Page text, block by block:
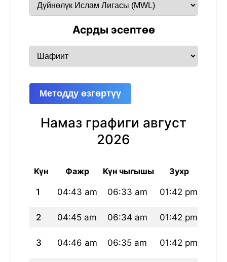
Асрды эсептөө
Методду өзгөртүү
Намаз графиги август
2026
Күн Фажр Күн чыгышы Зухр
1 04:43 am 06:33 am 01:42 pm
2 04:45 am 06:34 am 01:42 pm
3 04:46 am 06:35 am 01:42 pm